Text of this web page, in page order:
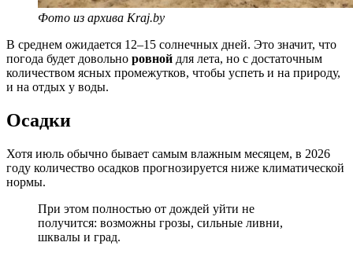
Фото из архива Kraj.by
В среднем ожидается 12–15 солнечных дней. Это значит, что
погода будет довольно ровной для лета, но с достаточным
количеством ясных промежутков, чтобы успеть и на природу,
и на отдых у воды.
Осадки
Хотя июль обычно бывает самым влажным месяцем, в 2026
году количество осадков прогнозируется ниже климатической
нормы.
При этом полностью от дождей уйти не
получится: возможны грозы, сильные ливни,
шквалы и град.